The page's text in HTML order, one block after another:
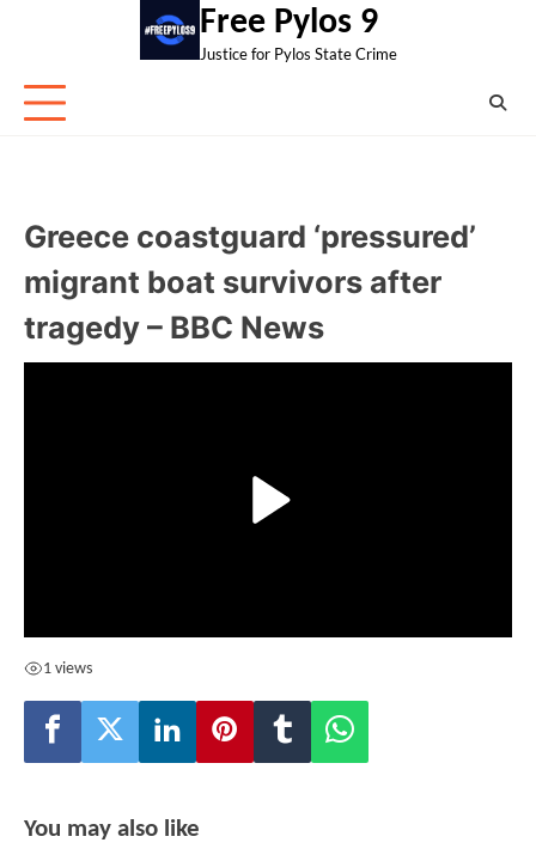
Free Pylos 9
Justice for Pylos State Crime
Greece coastguard ‘pressured’
migrant boat survivors after
tragedy – BBC News
1 views
You may also like